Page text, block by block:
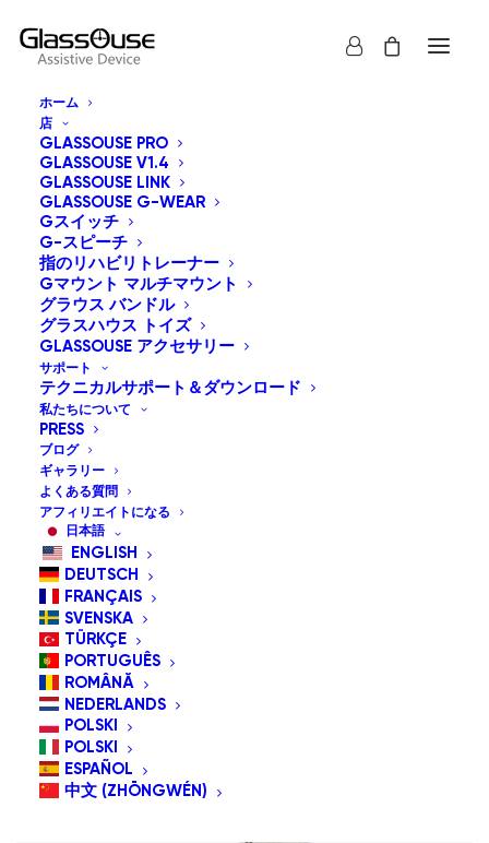
ホーム
店
GLASSOUSE PRO
GLASSOUSE V1.4
GLASSOUSE LINK
GLASSOUSE G-WEAR
Gスイッチ
G-スピーチ
指のリハビリトレーナー
Gマウント マルチマウント
グラウス バンドル
グラスハウス トイズ
GLASSOUSE アクセサリー
サポート
テクニカルサポート＆ダウンロード
私たちについて
PRESS
ブログ
ギャラリー
よくある質問
アフィリエイトになる
日本語
ENGLISH
DEUTSCH
FRANÇAIS
SVENSKA
TÜRKÇE
PORTUGUÊS
ROMÂNĂ
NEDERLANDS
POLSKI
POLSKI
ESPAÑOL
中文 (ZHŌNGWÉN)
すべて表示
価格順: 高い 安い
デフォルト表示
人気順
価格順: 安い 高い